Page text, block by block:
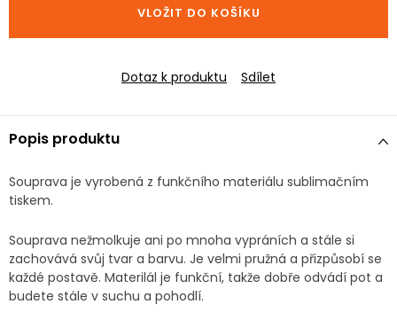
VLOŽIT DO KOŠÍKU
Dotaz k produktu Sdílet
Popis produktu
Souprava je vyrobená z funkčního materiálu sublimačním
tiskem.
Souprava nežmolkuje ani po mnoha vypráních a stále si
zachovává svůj tvar a barvu. Je velmi pružná a přizpůsobí se
každé postavě. Materilál je funkční, takže dobře odvádí pot a
budete stále v suchu a pohodlí.